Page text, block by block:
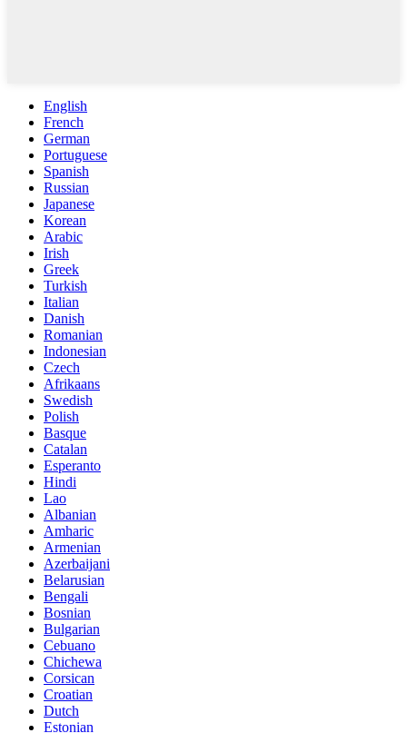
English
French
German
Portuguese
Spanish
Russian
Japanese
Korean
Arabic
Irish
Greek
Turkish
Italian
Danish
Romanian
Indonesian
Czech
Afrikaans
Swedish
Polish
Basque
Catalan
Esperanto
Hindi
Lao
Albanian
Amharic
Armenian
Azerbaijani
Belarusian
Bengali
Bosnian
Bulgarian
Cebuano
Chichewa
Corsican
Croatian
Dutch
Estonian